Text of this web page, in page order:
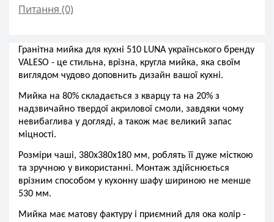
Питання (0)
Гранітна мийка для кухні 510 LUNA українського бренду
VALESO - це стильна, врізна, кругла мийка, яка своїм
виглядом чудово доповнить дизайн вашої кухні.
Мийка на 80% складається з кварцу та на 20% з
надзвичайно твердої акрилової смоли, завдяки чому
невибаглива у догляді, а також має великий запас
міцності.
Розміри чаші, 380х380х180 мм, роблять її дуже місткою
та зручною у використанні. Монтаж здійснюється
врізним способом у кухонну шафу шириною не менше
530 мм.
Мийка має матову фактуру і приємний для ока колір -